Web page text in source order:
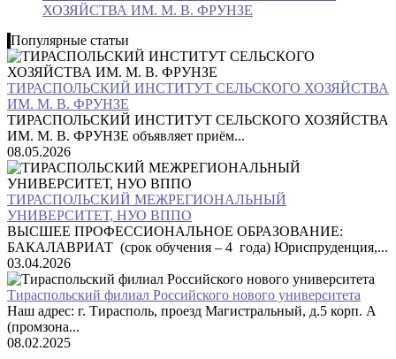
ХОЗЯЙСТВА ИМ. М. В. ФРУНЗЕ
Популярные статьи
ТИРАСПОЛЬСКИЙ ИНСТИТУТ СЕЛЬСКОГО ХОЗЯЙСТВА
ИМ. М. В. ФРУНЗЕ
ТИРАСПОЛЬСКИЙ ИНСТИТУТ СЕЛЬСКОГО ХОЗЯЙСТВА
ИМ. М. В. ФРУНЗЕ объявляет приём...
08.05.2026
ТИРАСПОЛЬСКИЙ МЕЖРЕГИОНАЛЬНЫЙ
УНИВЕРСИТЕТ, НУО ВППО
ВЫСШЕЕ ПРОФЕССИОНАЛЬНОЕ ОБРАЗОВАНИЕ:
БАКАЛАВРИАТ (срок обучения – 4 года) Юриспруденция,...
03.04.2026
Тираспольский филиал Российского нового университета
Наш адрес: г. Тирасполь, проезд Магистральный, д.5 корп. А
(промзона...
08.02.2025